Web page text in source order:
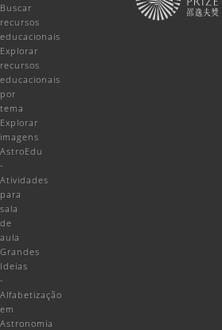
Buscar
recursos
educacionais
Explorar
recursos
educacionais
por
tema
Explorar
imagens
AstroEdu
-
Atividades
para
sala
de
aula
Grandes
Ideias
-
Alfabetização
em
Astronomia